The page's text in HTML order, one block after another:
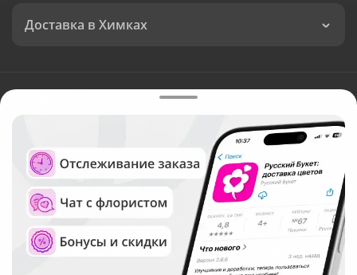
Доставка в Химках
Валюта:
Служба круглосуточной доставки цветов в Химках
Русский Букет, 2026
Общество с ограниченной ответственностью «Технология»
ОГРН: 1195476081745, ИНН: 5410081997
Юридический адрес: г. Новосибирск, ул. Ипподромская,